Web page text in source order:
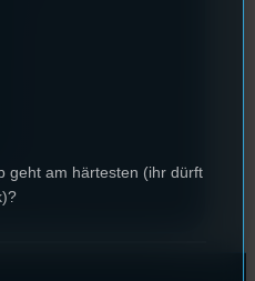
geht am härtesten (ihr dürft